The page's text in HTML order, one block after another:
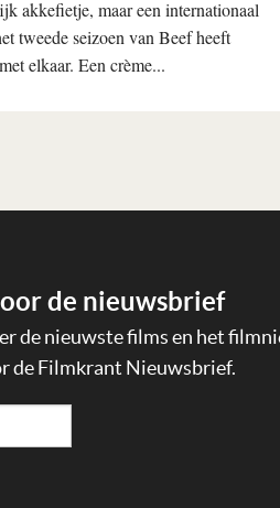
akkefietje, maar een internationaal
tweede seizoen van Beef heeft
elkaar. Een crème...
de nieuwsbrief
de nieuwste films en het
de Filmkrant Nieuwsbrief.